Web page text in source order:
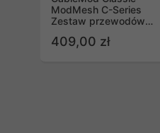
ModMesh C-Series
Zestaw przewodów
409,00 zł